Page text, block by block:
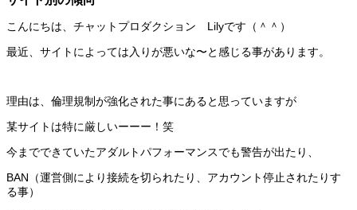
こんにちは、チャットプロダクション Lilyです（＾＾）
最近、サイトによっては入りが悪いな〜と感じる事があります。
理由は、倫理規制が強化された事にあると思っていますが
某サイトは特に厳しいーーー！笑
今までできていたアダルトパフォーマンスでも警告が出たり、
BAN（運営側により接続を切られたり、アカウント停止されたりす
る事）